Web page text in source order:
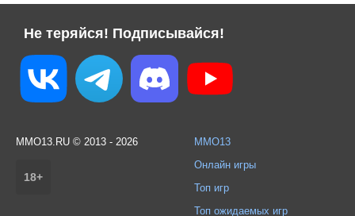
Не теряйся! Подписывайся!
MMO13.RU © 2013 - 2026
18+
MMO13
Онлайн игры
Топ игр
Топ ожидаемых игр